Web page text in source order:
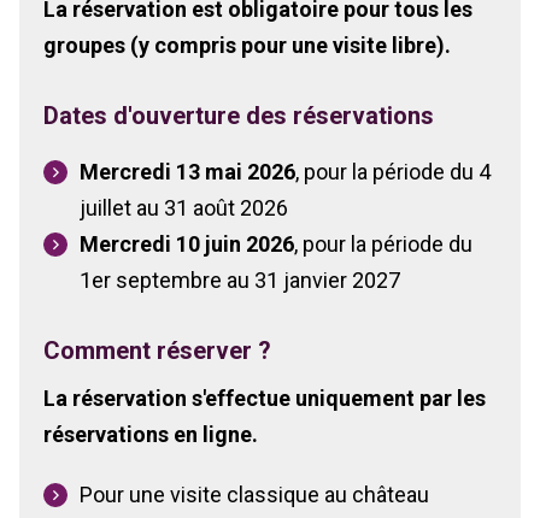
La réservation est obligatoire pour tous les
groupes (y compris pour une visite libre).
Dates d'ouverture des réservations
Mercredi 13 mai 2026, pour la période du 4
juillet au 31 août 2026
Mercredi 10 juin 2026, pour la période du
1er septembre au 31 janvier 2027
Comment réserver ?
La réservation s'effectue uniquement par les
réservations en ligne.
Pour une visite classique au château